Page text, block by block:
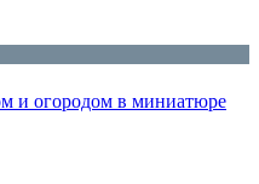
и огородом в миниатюре